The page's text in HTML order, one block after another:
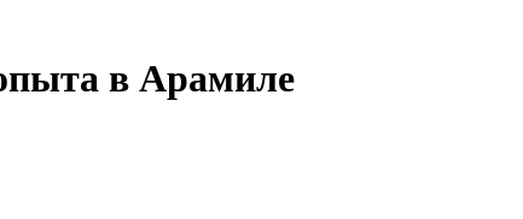
в Арамиле